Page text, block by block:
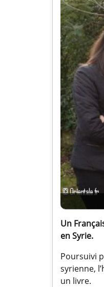
Un
en Syrie.
Poursuivi
syrienne,
un livre.